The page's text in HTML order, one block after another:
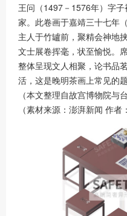
王问（1497－1576年）字
家。此卷画于嘉靖三十七年
主人于竹罏前，聚精会神地
文士展卷挥毫，状至愉悦。
整体呈现文人相聚，论书品
活，这是晚明茶画上常见的题
（本文整理自故宫博物院与
（素材来源：澎湃新闻 作者